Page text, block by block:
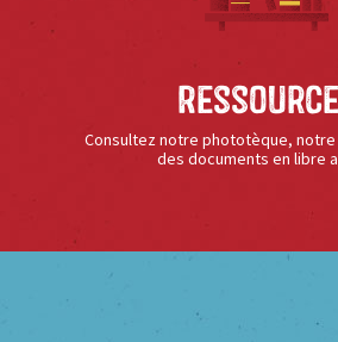
Consultez notre phototèque,
des documents en libre